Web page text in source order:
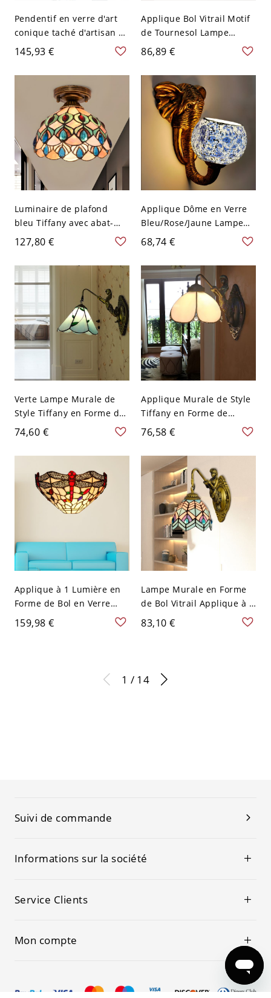
Pendentif en verre d'art
conique taché d'artisan 1
lumière en laiton avec
design de paille, 8" de
large
145,93 €
Applique Bol Vitrail Motif
de Tournesol Lampe
Murale à 1 Tête Style
Victorien avec Bras
Courbé en Laiton
Métallique et Pendentif
en Cristal - 110 V-120 V
Laiton
86,89 €
Luminaire de plafond
bleu Tiffany avec abat-
jour en coquillage à
bijoux pour couloir
unique
127,80 €
Applique Dôme en Verre
Bleu/Rose/Jaune Lampe
Murale à 1 Ampoule Style
Tiffany avec Design
d'Éléphant - Bleu 110 V-
120 V
68,74 €
Verte Lampe Murale de
Style Tiffany en Forme de
Fleur en Vitrail à 1 Tête
Design de Sirène en
Bronze - Vert 110 V-120 V
74,60 €
Applique Murale de Style
Tiffany en Forme de
Sirène en Bronze à 1
avec Abat-Jour de Fleur en
Verre Beige - Beige 110 V-
120 V
76,58 €
Applique à 1 Lumière en
Forme de Bol en Verre
Blanc Motif de Libellule
Lampe Murale Style
159,98 €
Lampe Murale en Forme
de Bol Vitrail Applique à 1
Tête Style Méditerranéen
avec Design de Sirène en
83,10 €
1 / 14
Suivi de commande
Informations sur la société
Service Clients
Mon compte